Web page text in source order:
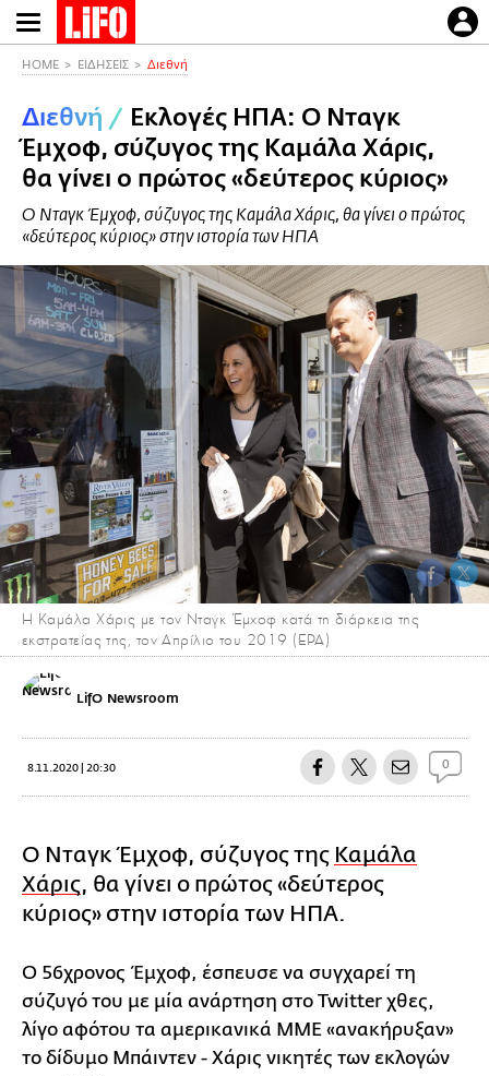
Παράκαμψη
προς
περιεχόμενο
HOME ΕΙΔΗΣΕΙΣ Διεθνή
Διεθνή / Εκλογές ΗΠΑ: Ο Νταγκ
Έμχοφ, σύζυγος της Καμάλα Χάρις,
θα γίνει ο πρώτος «δεύτερος κύριος»
Ο Νταγκ Έμχοφ, σύζυγος της Καμάλα Χάρις, θα γίνει ο πρώτος
«δεύτερος κύριος» στην ιστορία των ΗΠΑ
Η Καμάλα Χάρις με τον Νταγκ Έμχοφ κατά τη διάρκεια της
εκστρατείας της, τον Απρίλιο του 2019 (ΕΡΑ)
LifO Newsroom
8.11.2020 | 20:30 0
Ο Νταγκ Έμχοφ, σύζυγος της Καμάλα
Χάρις, θα γίνει ο πρώτος «δεύτερος
κύριος» στην ιστορία των ΗΠΑ.
Ο 56χρονος Έμχοφ, έσπευσε να συγχαρεί τη
σύζυγό του με μία ανάρτηση στο Twitter χθες,
λίγο αφότου τα αμερικανικά ΜΜΕ «ανακήρυξαν»
το δίδυμο Μπάιντεν - Χάρις νικητές των εκλογών